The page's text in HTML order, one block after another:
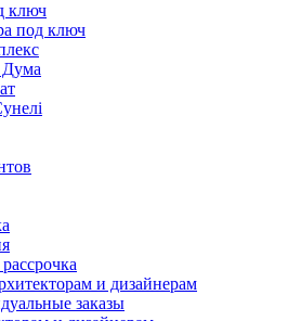
ключ
под ключ
и дизайнерам
заказы